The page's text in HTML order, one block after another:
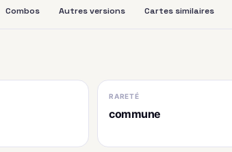
Combos Autres versions Cartes similaires
RARETÉ
commune